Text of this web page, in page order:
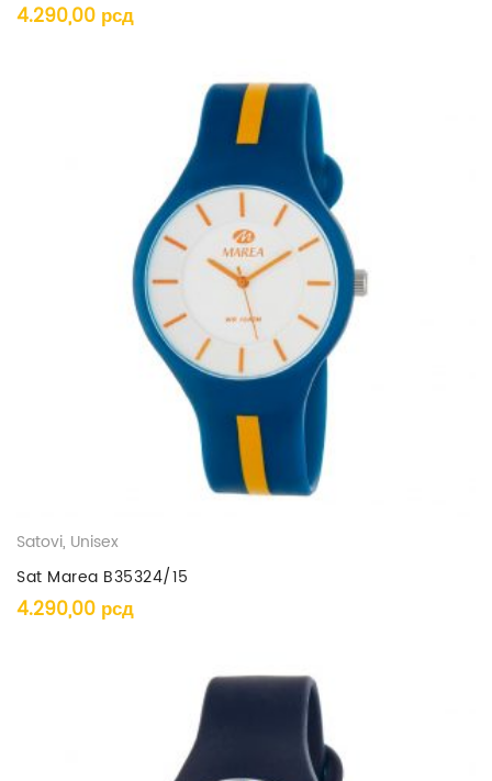
4.290,00 рсд
Satovi, Unisex
Sat Marea B35324/15
4.290,00 рсд